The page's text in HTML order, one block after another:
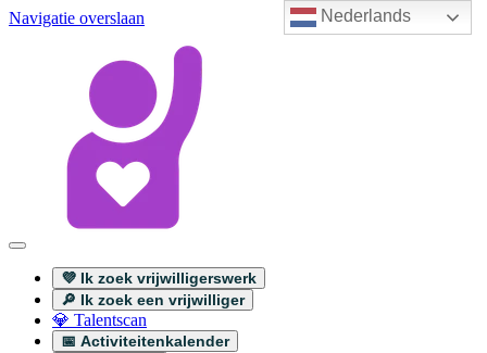
Nederlands
Navigatie overslaan
💜 Ik zoek vrijwilligerswerk
🔎 Ik zoek een vrijwilliger
💎 Talentscan
📅 Activiteitenkalender